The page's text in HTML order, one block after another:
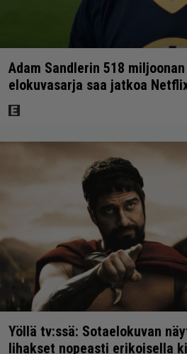
Adam Sandlerin 518
elokuvasarja saa jatkoa
Yöllä tv:ssä: Sotaelokuvan
lihakset nopeasti erikoisella